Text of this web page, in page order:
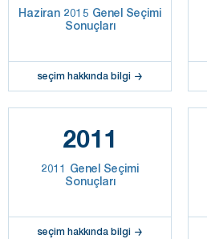
Haziran 2015 Genel Seçimi
Sonuçları
seçim hakkında bilgi
2011
2011 Genel Seçimi
Sonuçları
seçim hakkında bilgi